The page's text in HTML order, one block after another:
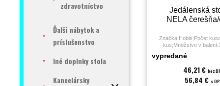
zdravotníctvo
Ďalší nábytok a
príslušenstvo
Iné doplnky stola
Kancelársky
Jedálenská
NELA
Značka:Hobis;Počet
kus;Množstvo v
sedenia:0 - 3
preglejka;Výška
mesiacov;
vypredané
46,21 € bez
56,84 € s